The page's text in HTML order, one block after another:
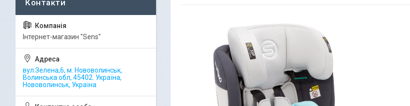
Iнтернет-магазин "Sens"
вул.Зелена,6, м. Нововолинськ,
Волинська обл, 45402. Україна,
Нововолинськ, Україна